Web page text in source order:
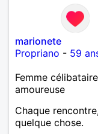
marionete
Propriano - 59
Femme
amoureuse
Chaque
quelque chose.